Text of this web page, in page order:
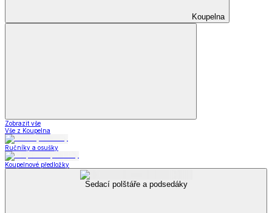
Koupelna
Zobrazit vše
Vše z Koupelna
Ručníky a osušky
Koupelnové předložky
Sedací polštáře a podsedáky